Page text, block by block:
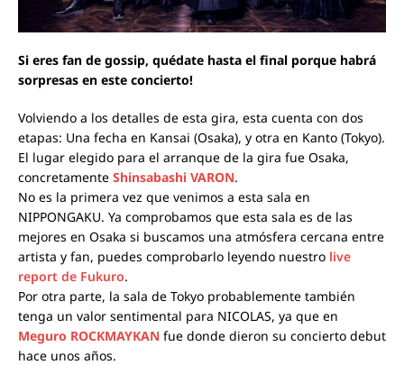
Si eres fan de gossip, quédate hasta el final porque habrá
sorpresas en este concierto!
Volviendo a los detalles de esta gira, esta cuenta con dos
etapas: Una fecha en Kansai (Osaka), y otra en Kanto (Tokyo).
El lugar elegido para el arranque de la gira fue Osaka,
concretamente Shinsabashi VARON.
No es la primera vez que venimos a esta sala en
NIPPONGAKU. Ya comprobamos que esta sala es de las
mejores en Osaka si buscamos una atmósfera cercana entre
artista y fan, puedes comprobarlo leyendo nuestro live
report de Fukuro.
Por otra parte, la sala de Tokyo probablemente también
tenga un valor sentimental para NICOLAS, ya que en
Meguro ROCKMAYKAN fue donde dieron su concierto debut
hace unos años.